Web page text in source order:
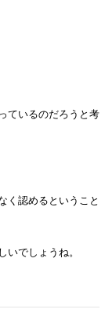
ているのだろうと考
く認めるということ
いでしょうね。